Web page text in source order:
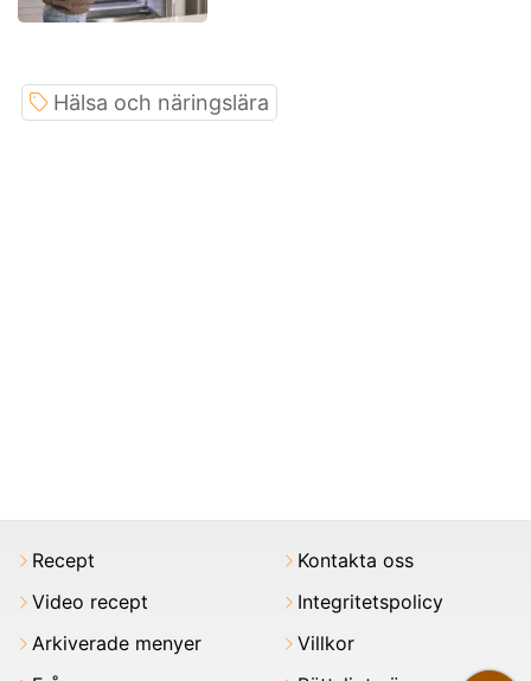
Hälsa och näringslära
Recept
Video recept
Arkiverade menyer
Kontakta oss
Integritetspolicy
Villkor